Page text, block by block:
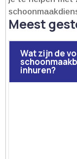
Meest
Wat zijn de
inhuren?